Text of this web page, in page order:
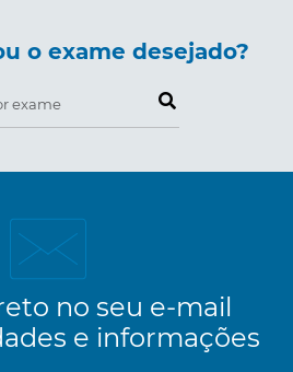
o exame desejado?
Pesquise por exame
no seu e-mail
e informações